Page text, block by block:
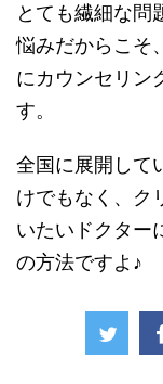
とても繊細な問
悩みだからこそ
にカウンセリン
す。
全国に展開して
けでもなく、ク
いたいドクター
の方法ですよ♪